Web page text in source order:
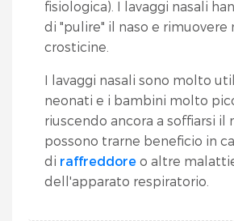
fisiologica). I lavaggi nasali
di "pulire" il naso e rimuovere
crosticine.
I lavaggi nasali sono molto
neonati e i bambini molto
riuscendo ancora a soffiarsi il
possono trarne beneficio in
di raffreddore o altre
dell'apparato respiratorio.